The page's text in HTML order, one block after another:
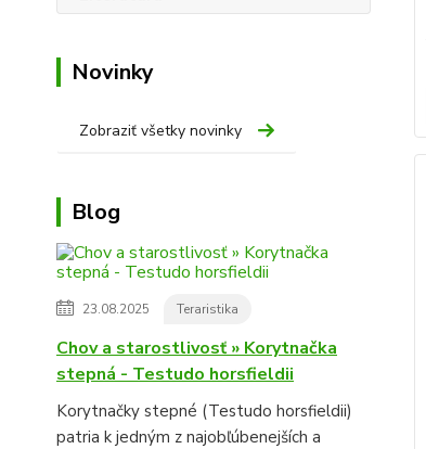
Novinky
Zobraziť všetky novinky
Blog
23.08.2025 Teraristika
Chov a starostlivosť » Korytnačka
stepná - Testudo horsfieldii
Korytnačky stepné (Testudo horsfieldii)
patria k jedným z najobľúbenejších a